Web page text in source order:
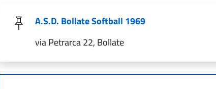
A.S.D. Bollate Softball 1969
via Petrarca 22, Bollate